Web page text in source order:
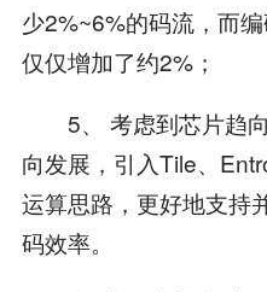
少2%~6%的码流，而
仅仅增加了约2%；
5、 考虑到芯片趋向
向发展，引入Tile、
运算思路，更好地支持
码效率。